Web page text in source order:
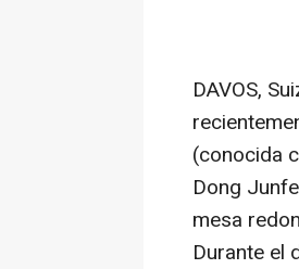
DAVOS,
(conocida
Dong
mesa
Durante el